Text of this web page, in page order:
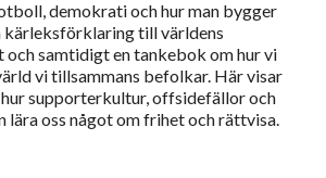
demokrati och hur man bygger
kärleksförklaring till världens
och samtidigt en tankebok om hur vi
vi tillsammans befolkar. Här visar
supporterkultur, offsidefällor och
lära oss något om frihet och rättvisa.